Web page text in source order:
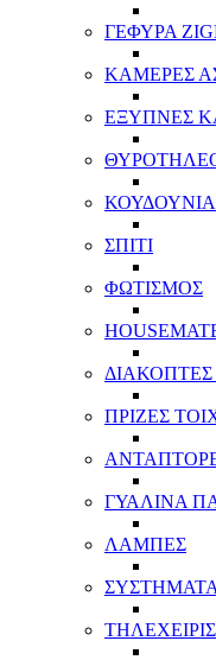
ΓΕΦΥΡΑ
ΚΑΜΕΡΕΣ
ΕΞΥΠΝΕΣ
ΚΟΥΔΟΥΝΙΑ
ΣΠΙΤΙ
ΦΩΤΙΣΜΟΣ
ΠΡΙΖΕΣ
ΓΥΑΛΙΝΑ
ΛΑΜΠΕΣ